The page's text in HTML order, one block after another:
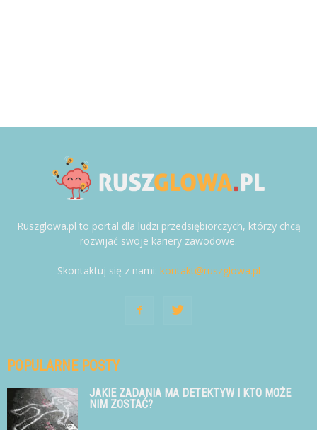
Ruszglowa.pl to portal dla ludzi przedsiębiorczych, którzy chcą
rozwijać swoje kariery zawodowe.
Skontaktuj się z nami: kontakt@ruszglowa.pl
POPULARNE POSTY
JAKIE ZADANIA MA DETEKTYW I KTO MOŻE
NIM ZOSTAĆ?